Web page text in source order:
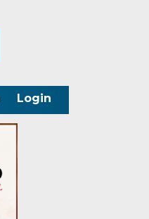
Login